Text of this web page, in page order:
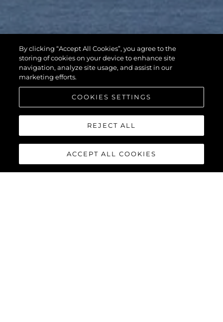
By clicking “Accept All Cookies”, you agree to the
storing of cookies on your device to enhance site
navigation, analyze site usage, and assist in our
marketing efforts.
COOKIES SETTINGS
REJECT ALL
ACCEPT ALL COOKIES